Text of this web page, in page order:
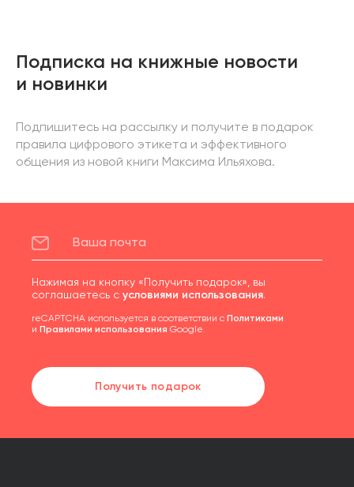
Подписка на книжные новости
и новинки
Подпишитесь на рассылку и получите в подарок
правила цифрового этикета и эффективного
общения из новой книги Максима Ильяхова.
Нажимая на кнопку «Получить подарок», вы
соглашаетесь с условиями использования.
reCAPTCHA используется в соответствии с Политиками
и Правилами использования Google.
Получить подарок